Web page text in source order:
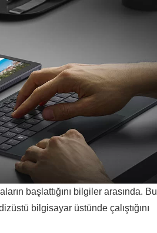
başlattığını bilgiler arasında. Bu
bilgisayar üstünde çalıştığını